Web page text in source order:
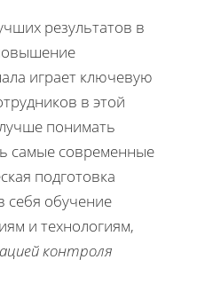
результатов в
играет ключевую
в этой
понимать
самые современные
подготовка
себя обучение
и технологиям,
контроля